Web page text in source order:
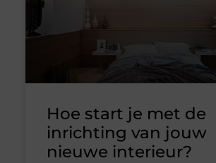
Hoe start je met de
inrichting van jouw
nieuwe interieur?